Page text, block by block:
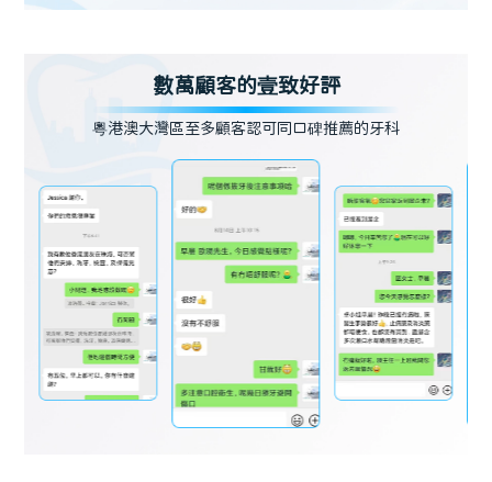
數萬顧客的壹致好評
粵港澳大灣區至多顧客認可同口碑推薦的牙科